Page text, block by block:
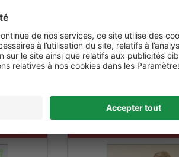
WHAT IS HERD IMMUNITY?